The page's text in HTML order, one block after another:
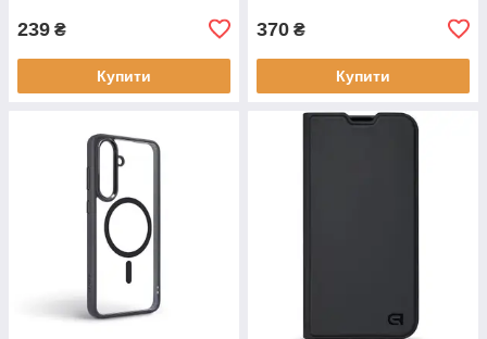
239 ₴
Купити
370 ₴
Купити